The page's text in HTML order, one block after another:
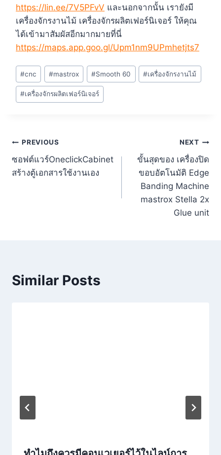
https://lin.ee/7V5PFvV และนอกจากนั้น เรายังมี
เครื่องจักรงานไม้ เครื่องจักรผลิตเฟอร์นิเจอร์ ให้คุณ
ได้เข้ามาสัมผัสอีกมากมายที่นี่
https://maps.app.goo.gl/Upm1nm9UPmhetjts7
#cnc #mastrox #Smooth 60 #เครื่องจักรงานไม้
#เครื่องจักรผลิตเฟอร์นิเจอร์
PREVIOUS
ซอฟต์แวร์OneclickCabinet
สร้างตู้เอกสารใช้งานเอง
NEXT
ขั้นสุดของ เครื่องปิด
ขอบอัตโนมัติ Edge
Banding Machine
mastrox Stella 2x
Glue unit
Similar Posts